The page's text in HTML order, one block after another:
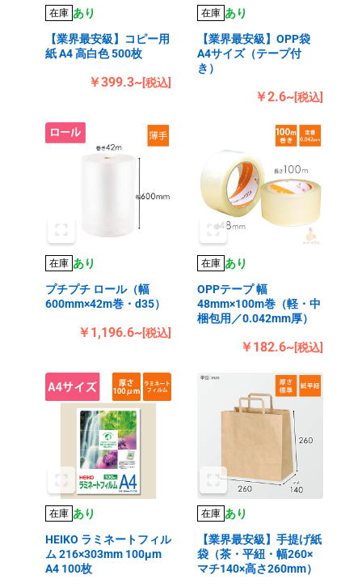
在庫 あり
【業界最安級】コピー用
紙 A4 高白色 500枚
￥399.3~[税込]
在庫 あり
【業界最安級】OPP袋
A4サイズ（テープ付
き）
￥2.6~[税込]
在庫 あり
プチプチ ロール（幅
600mm×42m巻・d35）
￥1,196.6~[税込]
在庫 あり
OPPテープ 幅
48mm×100m巻（軽・中
梱包用／0.042mm厚）
￥182.6~[税込]
在庫 あり
HEIKO ラミネートフィル
ム 216×303mm 100μm
A4 100枚
在庫 あり
【業界最安級】手提げ紙
袋（茶・平紐・幅260×
マチ140×高さ260mm）